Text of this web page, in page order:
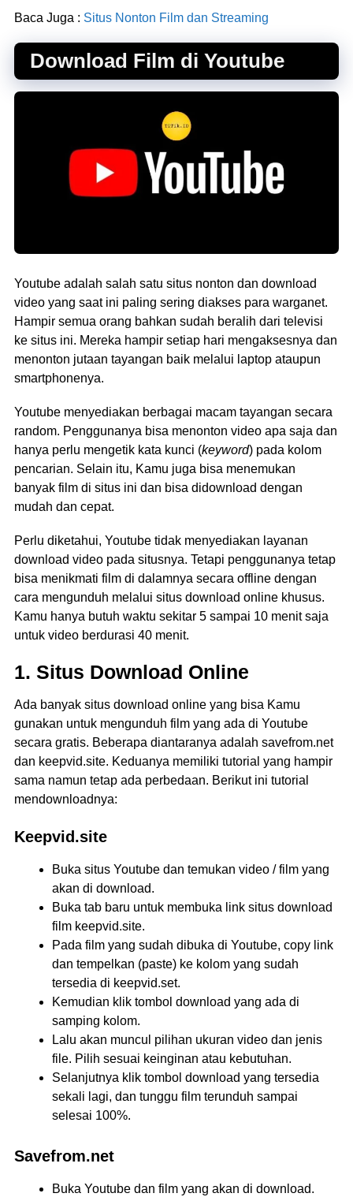
Baca Juga : Situs Nonton Film dan Streaming
Download Film di Youtube
Youtube adalah salah satu situs nonton dan download
video yang saat ini paling sering diakses para warganet.
Hampir semua orang bahkan sudah beralih dari televisi
ke situs ini. Mereka hampir setiap hari mengaksesnya dan
menonton jutaan tayangan baik melalui laptop ataupun
smartphonenya.
Youtube menyediakan berbagai macam tayangan secara
random. Penggunanya bisa menonton video apa saja dan
hanya perlu mengetik kata kunci (keyword) pada kolom
pencarian. Selain itu, Kamu juga bisa menemukan
banyak film di situs ini dan bisa didownload dengan
mudah dan cepat.
Perlu diketahui, Youtube tidak menyediakan layanan
download video pada situsnya. Tetapi penggunanya tetap
bisa menikmati film di dalamnya secara offline dengan
cara mengunduh melalui situs download online khusus.
Kamu hanya butuh waktu sekitar 5 sampai 10 menit saja
untuk video berdurasi 40 menit.
1. Situs Download Online
Ada banyak situs download online yang bisa Kamu
gunakan untuk mengunduh film yang ada di Youtube
secara gratis. Beberapa diantaranya adalah savefrom.net
dan keepvid.site. Keduanya memiliki tutorial yang hampir
sama namun tetap ada perbedaan. Berikut ini tutorial
mendownloadnya:
Keepvid.site
Buka situs Youtube dan temukan video / film yang
akan di download.
Buka tab baru untuk membuka link situs download
film keepvid.site.
Pada film yang sudah dibuka di Youtube, copy link
dan tempelkan (paste) ke kolom yang sudah
tersedia di keepvid.set.
Kemudian klik tombol download yang ada di
samping kolom.
Lalu akan muncul pilihan ukuran video dan jenis
file. Pilih sesuai keinginan atau kebutuhan.
Selanjutnya klik tombol download yang tersedia
sekali lagi, dan tunggu film terunduh sampai
selesai 100%.
Savefrom.net
Buka Youtube dan film yang akan di download.